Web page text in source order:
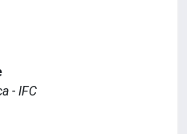
- IFC